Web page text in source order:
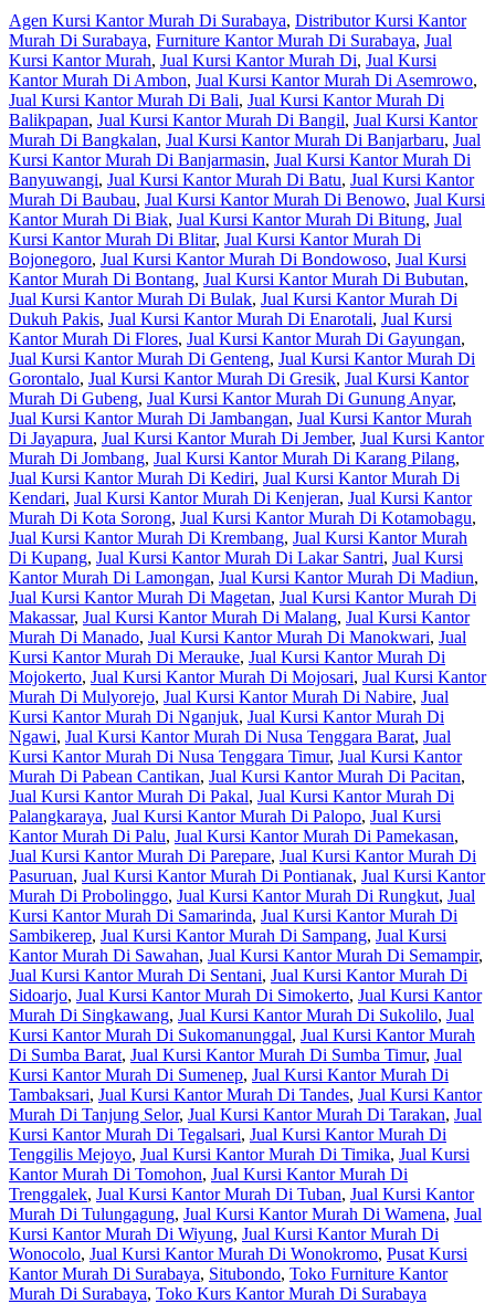
Agen Kursi Kantor Murah Di Surabaya, Distributor Kursi Kantor
Murah Di Surabaya, Furniture Kantor Murah Di Surabaya, Jual
Kursi Kantor Murah, Jual Kursi Kantor Murah Di, Jual Kursi
Kantor Murah Di Ambon, Jual Kursi Kantor Murah Di Asemrowo,
Jual Kursi Kantor Murah Di Bali, Jual Kursi Kantor Murah Di
Balikpapan, Jual Kursi Kantor Murah Di Bangil, Jual Kursi Kantor
Murah Di Bangkalan, Jual Kursi Kantor Murah Di Banjarbaru, Jual
Kursi Kantor Murah Di Banjarmasin, Jual Kursi Kantor Murah Di
Banyuwangi, Jual Kursi Kantor Murah Di Batu, Jual Kursi Kantor
Murah Di Baubau, Jual Kursi Kantor Murah Di Benowo, Jual Kursi
Kantor Murah Di Biak, Jual Kursi Kantor Murah Di Bitung, Jual
Kursi Kantor Murah Di Blitar, Jual Kursi Kantor Murah Di
Bojonegoro, Jual Kursi Kantor Murah Di Bondowoso, Jual Kursi
Kantor Murah Di Bontang, Jual Kursi Kantor Murah Di Bubutan,
Jual Kursi Kantor Murah Di Bulak, Jual Kursi Kantor Murah Di
Dukuh Pakis, Jual Kursi Kantor Murah Di Enarotali, Jual Kursi
Kantor Murah Di Flores, Jual Kursi Kantor Murah Di Gayungan,
Jual Kursi Kantor Murah Di Genteng, Jual Kursi Kantor Murah Di
Gorontalo, Jual Kursi Kantor Murah Di Gresik, Jual Kursi Kantor
Murah Di Gubeng, Jual Kursi Kantor Murah Di Gunung Anyar,
Jual Kursi Kantor Murah Di Jambangan, Jual Kursi Kantor Murah
Di Jayapura, Jual Kursi Kantor Murah Di Jember, Jual Kursi Kantor
Murah Di Jombang, Jual Kursi Kantor Murah Di Karang Pilang,
Jual Kursi Kantor Murah Di Kediri, Jual Kursi Kantor Murah Di
Kendari, Jual Kursi Kantor Murah Di Kenjeran, Jual Kursi Kantor
Murah Di Kota Sorong, Jual Kursi Kantor Murah Di Kotamobagu,
Jual Kursi Kantor Murah Di Krembang, Jual Kursi Kantor Murah
Di Kupang, Jual Kursi Kantor Murah Di Lakar Santri, Jual Kursi
Kantor Murah Di Lamongan, Jual Kursi Kantor Murah Di Madiun,
Jual Kursi Kantor Murah Di Magetan, Jual Kursi Kantor Murah Di
Makassar, Jual Kursi Kantor Murah Di Malang, Jual Kursi Kantor
Murah Di Manado, Jual Kursi Kantor Murah Di Manokwari, Jual
Kursi Kantor Murah Di Merauke, Jual Kursi Kantor Murah Di
Mojokerto, Jual Kursi Kantor Murah Di Mojosari, Jual Kursi Kantor
Murah Di Mulyorejo, Jual Kursi Kantor Murah Di Nabire, Jual
Kursi Kantor Murah Di Nganjuk, Jual Kursi Kantor Murah Di
Ngawi, Jual Kursi Kantor Murah Di Nusa Tenggara Barat, Jual
Kursi Kantor Murah Di Nusa Tenggara Timur, Jual Kursi Kantor
Murah Di Pabean Cantikan, Jual Kursi Kantor Murah Di Pacitan,
Jual Kursi Kantor Murah Di Pakal, Jual Kursi Kantor Murah Di
Palangkaraya, Jual Kursi Kantor Murah Di Palopo, Jual Kursi
Kantor Murah Di Palu, Jual Kursi Kantor Murah Di Pamekasan,
Jual Kursi Kantor Murah Di Parepare, Jual Kursi Kantor Murah Di
Pasuruan, Jual Kursi Kantor Murah Di Pontianak, Jual Kursi Kantor
Murah Di Probolinggo, Jual Kursi Kantor Murah Di Rungkut, Jual
Kursi Kantor Murah Di Samarinda, Jual Kursi Kantor Murah Di
Sambikerep, Jual Kursi Kantor Murah Di Sampang, Jual Kursi
Kantor Murah Di Sawahan, Jual Kursi Kantor Murah Di Semampir,
Jual Kursi Kantor Murah Di Sentani, Jual Kursi Kantor Murah Di
Sidoarjo, Jual Kursi Kantor Murah Di Simokerto, Jual Kursi Kantor
Murah Di Singkawang, Jual Kursi Kantor Murah Di Sukolilo, Jual
Kursi Kantor Murah Di Sukomanunggal, Jual Kursi Kantor Murah
Di Sumba Barat, Jual Kursi Kantor Murah Di Sumba Timur, Jual
Kursi Kantor Murah Di Sumenep, Jual Kursi Kantor Murah Di
Tambaksari, Jual Kursi Kantor Murah Di Tandes, Jual Kursi Kantor
Murah Di Tanjung Selor, Jual Kursi Kantor Murah Di Tarakan, Jual
Kursi Kantor Murah Di Tegalsari, Jual Kursi Kantor Murah Di
Tenggilis Mejoyo, Jual Kursi Kantor Murah Di Timika, Jual Kursi
Kantor Murah Di Tomohon, Jual Kursi Kantor Murah Di
Trenggalek, Jual Kursi Kantor Murah Di Tuban, Jual Kursi Kantor
Murah Di Tulungagung, Jual Kursi Kantor Murah Di Wamena, Jual
Kursi Kantor Murah Di Wiyung, Jual Kursi Kantor Murah Di
Wonocolo, Jual Kursi Kantor Murah Di Wonokromo, Pusat Kursi
Kantor Murah Di Surabaya, Situbondo, Toko Furniture Kantor
Murah Di Surabaya, Toko Kurs Kantor Murah Di Surabaya